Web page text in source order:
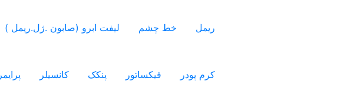
ریمل
خط چشم لیفت ابرو (صابون .ژل.ریمل )
کرم پودر
فیکساتور پنکک کانسیلر پرایمر